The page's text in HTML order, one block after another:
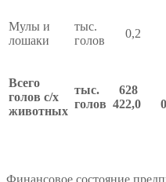
Мулы и
лошаки
тыс.
голов
0,2
Всего
голов с/х
животных
тыс.
голов
628
422,0